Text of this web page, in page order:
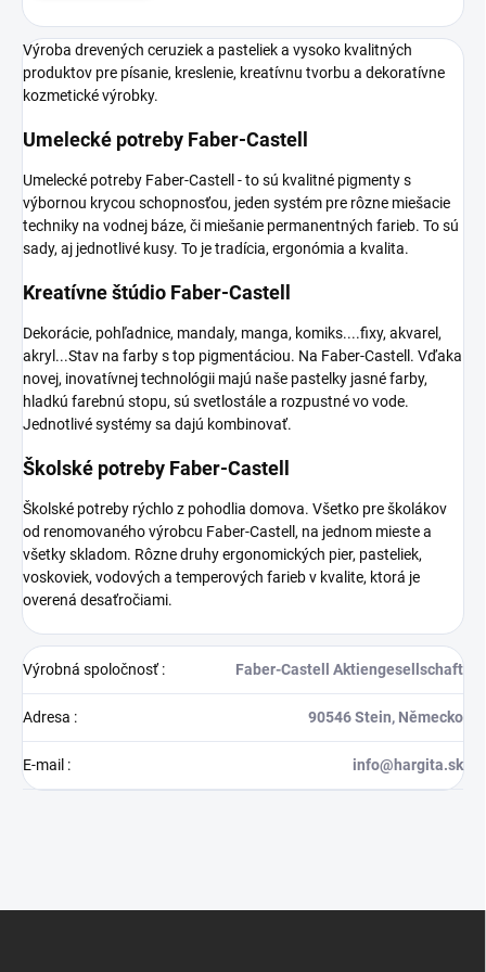
Výroba drevených ceruziek a pasteliek a vysoko kvalitných
produktov pre písanie, kreslenie, kreatívnu tvorbu a dekoratívne
kozmetické výrobky.
Umelecké potreby Faber-Castell
Umelecké potreby Faber-Castell‍ - to sú kvalitné pigmenty s
výbornou krycou schopnosťou, jeden systém pre rôzne miešacie
techniky na vodnej báze, či miešanie permanentných farieb. To sú
sady, aj jednotlivé kusy. To je tradícia, ergonómia a kvalita.
Kreatívne štúdio Faber-Castell
Dekorácie, pohľadnice, mandaly, manga, komiks....fixy, akvarel,
akryl...Stav na farby s top pigmentáciou. Na Faber-Castell. Vďaka
novej, inovatívnej technológii majú naše pastelky jasné farby,
hladkú farebnú stopu, sú svetlostále a rozpustné vo vode.
Jednotlivé systémy sa dajú kombinovať.
Školské potreby Faber-Castell
Školské potreby rýchlo z pohodlia domova. Všetko pre školákov
od renomovaného výrobcu Faber-Castell, na jednom mieste a
všetky skladom. Rôzne druhy ergonomických pier, pasteliek,
voskoviek, vodových a temperových farieb v kvalite, ktorá je
overená desaťročiami.
Výrobná spoločnosť: Faber-Castell Aktiengesellschaft
Adresa : 90546 Stein, Německo
E-mail : info@hargita.sk